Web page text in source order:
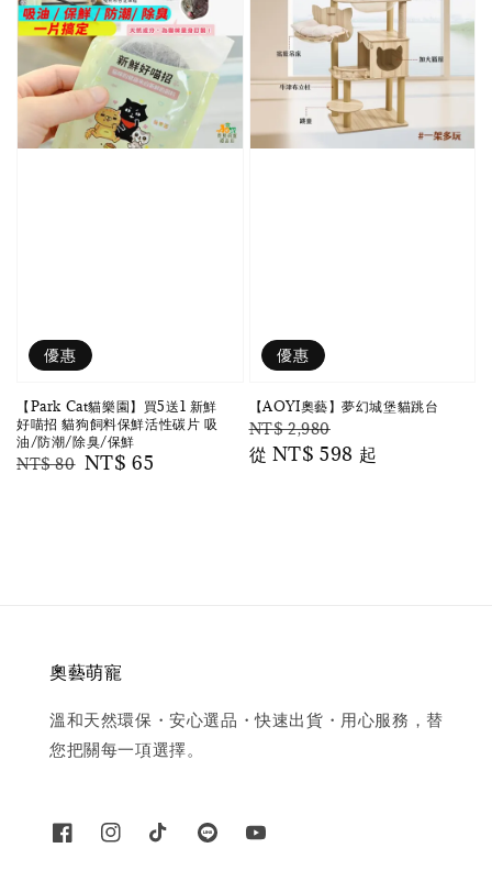
優惠
【Park Cat貓樂園】買5送1 新鮮
好喵招 貓狗飼料保鮮活性碳片 吸
油/防潮/除臭/保鮮
Regular
NT$ 80 Sale
NT$ 65
優惠
【AOYI奧藝】夢幻城堡貓跳台
Regular
price
NT$ 2,980
price
從 NT$ 598 起
奧藝萌寵
溫和天然環保・安心選品・快速出貨・用心服務，替
您把關每一項選擇。